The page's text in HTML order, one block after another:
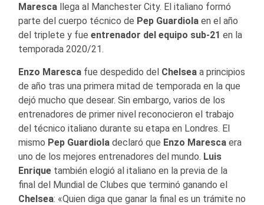
Maresca llega al Manchester City. El italiano formó
parte del cuerpo técnico de Pep Guardiola en el año
del triplete y fue entrenador del equipo sub-21 en la
temporada 2020/21.
Enzo Maresca fue despedido del Chelsea a principios
de año tras una primera mitad de temporada en la que
dejó mucho que desear. Sin embargo, varios de los
entrenadores de primer nivel reconocieron el trabajo
del técnico italiano durante su etapa en Londres. El
mismo Pep Guardiola declaró que Enzo Maresca era
uno de los mejores entrenadores del mundo. Luis
Enrique también elogió al italiano en la previa de la
final del Mundial de Clubes que terminó ganando el
Chelsea: «Quien diga que ganar la final es un trámite no